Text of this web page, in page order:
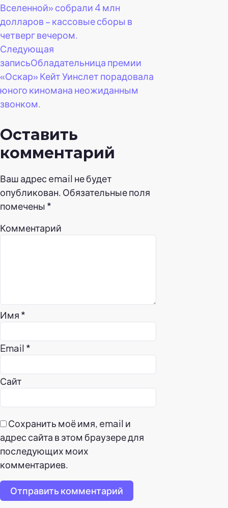
Вселенной» собрали 4 млн
долларов – кассовые сборы в
четверг вечером.
Следующая
записьОбладательница премии
«Оскар» Кейт Уинслет порадовала
юного киномана неожиданным
звонком.
Оставить
комментарий
Ваш адрес email не будет
опубликован. Обязательные поля
помечены *
Комментарий
Имя *
Email *
Сайт
Сохранить моё имя, email и
адрес сайта в этом браузере для
последующих моих
комментариев.
Отправить комментарий